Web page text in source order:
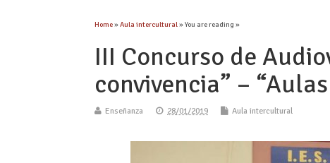
Home»Aula intercultural» You are reading »
III Concurso de
convivencia” –
Enseñanza 28/01/2019 Aula intercultural